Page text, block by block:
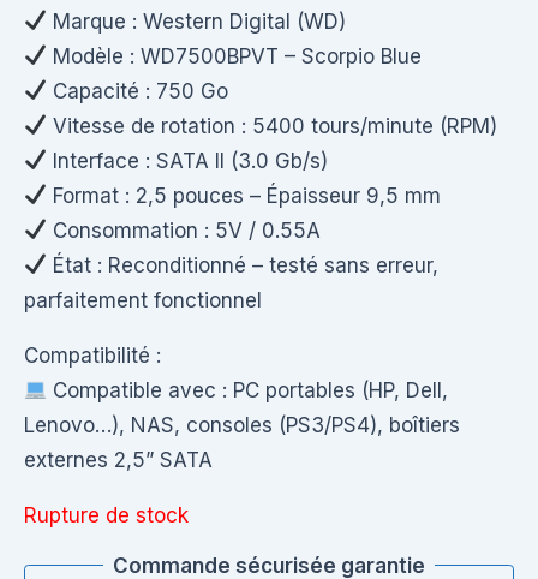
Marque : Western Digital (WD)
Modèle : WD7500BPVT – Scorpio Blue
Capacité : 750 Go
Vitesse de rotation : 5400 tours/minute (RPM)
Interface : SATA II (3.0 Gb/s)
Format : 2,5 pouces – Épaisseur 9,5 mm
Consommation : 5V / 0.55A
État : Reconditionné – testé sans erreur,
parfaitement fonctionnel
Compatibilité :
Compatible avec : PC portables (HP, Dell,
Lenovo…), NAS, consoles (PS3/PS4), boîtiers
externes 2,5” SATA
Rupture de stock
Commande sécurisée garantie